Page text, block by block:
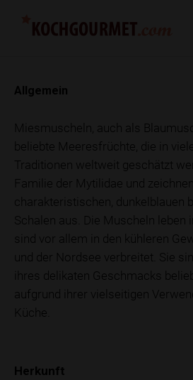
Allgemein
Miesmuscheln, auch als
beliebte Meeresfrüchte, die in
Traditionen weltweit geschätzt
Familie der Mytilidae und
charakteristischen, dunkelblauen
Schalen aus. Die Muscheln leben
sind vor allem in den kühleren
und der Nordsee verbreitet. Sie
ihres delikaten Geschmacks
aufgrund ihrer vielseitigen
Küche.
Herkunft